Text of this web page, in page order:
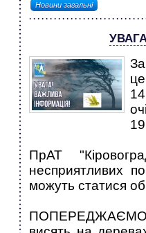
Новини загальні
ПрАТ
несприятливих
можуть статися
ПОПЕРЕДЖАЄМО!